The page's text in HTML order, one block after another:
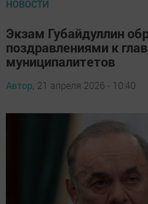
НОВОСТИ
Экзам Губайдуллин
поздравлениями к
муниципалитетов
Автор, 21 апреля 2026 - 10:40